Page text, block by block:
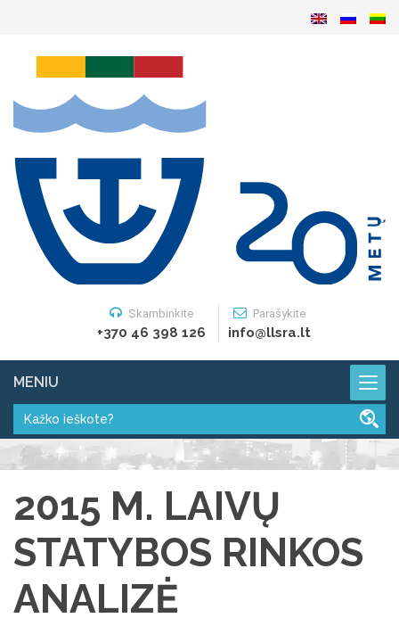
Skambinkite
+370 46 398 126
Parašykite
info@llsra.lt
MENIU
2015 M. LAIVŲ
STATYBOS RINKOS
ANALIZĖ